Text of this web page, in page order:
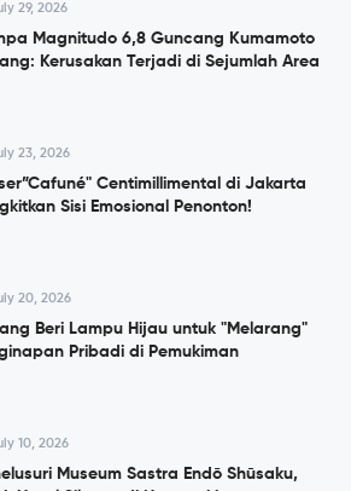
29, 2026
Magnitudo 6,8 Guncang Kumamoto
Kerusakan Terjadi di Sejumlah Area
23, 2026
Centimillimental di Jakarta
Sisi Emosional Penonton!
20, 2026
Beri Lampu Hijau untuk "Melarang"
Pribadi di Pemukiman
10, 2026
Museum Sastra Endō Shūsaku,